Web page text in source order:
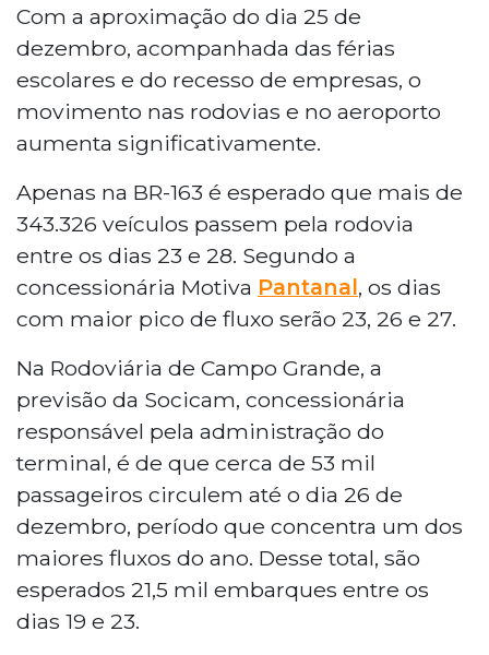
viajantes em Campo Grande, com expectativa
de mais de 343 mil veículos transitando pela
BR-163 entre 23 e 28 de dezembro. Na
rodoviária, a previsão é de 53 mil passageiros
até o dia 26, com reforço de 55 ônibus extras.O
Aeroporto Internacional de Campo Grande
de janeiro, disponibilizando cerca de 63,5 mil
assentos. Os dias 23, 26 e 27 devem registrar os
maiores picos de movimentação, segundo a
concessionária Motiva Pantanal.
Com a aproximação do dia 25 de
dezembro, acompanhada das férias
escolares e do recesso de empresas, o
movimento nas rodovias e no aeroporto
aumenta significativamente.
Apenas na BR-163 é esperado que mais de
343.326 veículos passem pela rodovia
entre os dias 23 e 28. Segundo a
concessionária Motiva Pantanal, os dias
com maior pico de fluxo serão 23, 26 e 27.
Na Rodoviária de Campo Grande, a
previsão da Socicam, concessionária
responsável pela administração do
terminal, é de que cerca de 53 mil
passageiros circulem até o dia 26 de
dezembro, período que concentra um dos
maiores fluxos do ano. Desse total, são
esperados 21,5 mil embarques entre os
dias 19 e 23.